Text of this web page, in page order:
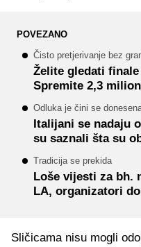
POVEZANO
Čisto pretjerivanje bez
Želite gledati
Spremite 2,3
Odluka je čini se
Italijani se nadaju
su saznali šta su
Tradicija se prekida
Loše vijesti za bh.
LA, organizatori
Sličicama nisu mogli